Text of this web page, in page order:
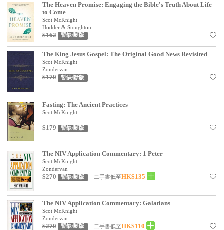
見證／傳記
文藝／勵志
童書
精選影音
其他
禮品專區
得獎作品推介
暢銷榜
中文二手書
英文二手書
電子書
基道 Top 50
The Heaven Promise: Engaging the Bible's Truth About Life
to Come
Scot McKnight
Hodder & Stoughton
$162 暫缺/斷版
The King Jesus Gospel: The Original Good News Revisited
Scot McKnight
Zondervan
$170 暫缺/斷版
Fasting: The Ancient Practices
Scot McKnight
$179 暫缺/斷版
The NIV Application Commentary: 1 Peter
Scot McKnight
Zondervan
$270 暫缺/斷版 二手書低至HK$135
The NIV Application Commentary: Galatians
Scot McKnight
Zondervan
$270 暫缺/斷版 二手書低至HK$110